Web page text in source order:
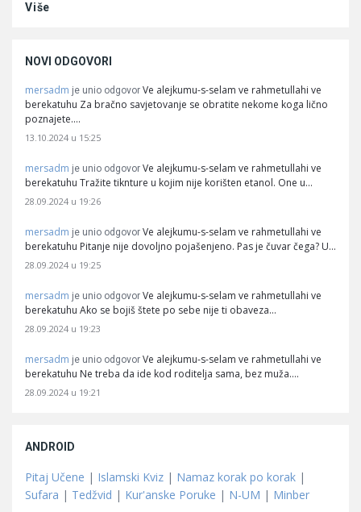
Više
NOVI ODGOVORI
mersadm je unio odgovor Ve alejkumu-s-selam ve rahmetullahi ve
berekatuhu Za bračno savjetovanje se obratite nekome koga lično
poznajete.…
13.10.2024 u 15:25
mersadm je unio odgovor Ve alejkumu-s-selam ve rahmetullahi ve
berekatuhu Tražite tiknture u kojim nije korišten etanol. One u…
28.09.2024 u 19:26
mersadm je unio odgovor Ve alejkumu-s-selam ve rahmetullahi ve
berekatuhu Pitanje nije dovoljno pojašenjeno. Pas je čuvar čega? U…
28.09.2024 u 19:25
mersadm je unio odgovor Ve alejkumu-s-selam ve rahmetullahi ve
berekatuhu Ako se bojiš štete po sebe nije ti obaveza…
28.09.2024 u 19:23
mersadm je unio odgovor Ve alejkumu-s-selam ve rahmetullahi ve
berekatuhu Ne treba da ide kod roditelja sama, bez muža.…
28.09.2024 u 19:21
ANDROID
Pitaj Učene | Islamski Kviz | Namaz korak po korak |
Sufara | Tedžvid | Kur'anske Poruke | N-UM | Minber